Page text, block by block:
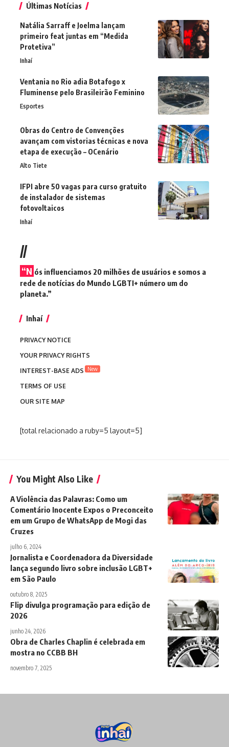
Últimas Notícias
Natália Sarraff e Joelma lançam
primeiro feat juntas em “Medida
Protetiva”
Inhaí
Ventania no Rio adia Botafogo x
Fluminense pelo Brasileirão Feminino
Esportes
Obras do Centro de Convenções
avançam com vistorias técnicas e nova
etapa de execução – OCenário
Alto Tiete
IFPI abre 50 vagas para curso gratuito
de instalador de sistemas
fotovoltaicos
Inhaí
//
“N ós influenciamos 20 milhões de usuários e somos a
rede de notícias do Mundo LGBTI+ número um do
planeta.”
Inhaí
PRIVACY NOTICE
YOUR PRIVACY RIGHTS
INTEREST-BASE ADS
New
TERMS OF USE
OUR SITE MAP
[total relacionado a ruby=5 layout=5]
You Might Also Like
A Violência das Palavras: Como um
Comentário Inocente Expos o Preconceito
em um Grupo de WhatsApp de Mogi das
Cruzes
julho 6, 2024
Jornalista e Coordenadora da Diversidade
lança segundo livro sobre inclusão LGBT+
em São Paulo
outubro 8, 2025
Flip divulga programação para edição de
2026
junho 24, 2026
Obra de Charles Chaplin é celebrada em
mostra no CCBB BH
novembro 7, 2025